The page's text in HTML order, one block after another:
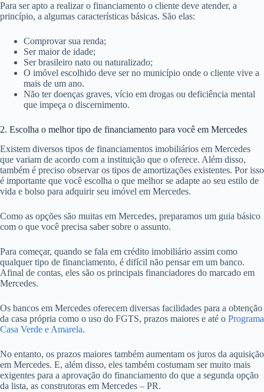
Para ser apto a realizar o financiamento o cliente deve atender, a
princípio, a algumas características básicas. São elas:
Comprovar sua renda;
Ser maior de idade;
Ser brasileiro nato ou naturalizado;
O imóvel escolhido deve ser no município onde o cliente vive a
mais de um ano.
Não ter doenças graves, vício em drogas ou deficiência mental
que impeça o discernimento.
2. Escolha o melhor tipo de financiamento para você em Mercedes
Existem diversos tipos de financiamentos imobiliários em Mercedes
que variam de acordo com a instituição que o oferece. Além disso,
também é preciso observar os tipos de amortizações existentes. Por isso
é importante que você escolha o que melhor se adapte ao seu estilo de
vida e bolso para adquirir seu imóvel em Mercedes.
Como as opções são muitas em Mercedes, preparamos um guia básico
com o que você precisa saber sobre o assunto.
Para começar, quando se fala em crédito imobiliário assim como
qualquer tipo de financiamento, é difícil não pensar em um banco.
Afinal de contas, eles são os principais financiadores do marcado em
Mercedes.
Os bancos em Mercedes oferecem diversas facilidades para a obtenção
da casa própria como o uso do FGTS, prazos maiores e até o Programa
Casa Verde e Amarela.
No entanto, os prazos maiores também aumentam os juros da aquisição
em Mercedes. E, além disso, eles também costumam ser muito mais
exigentes para a aprovação do financiamento do que a segunda opção
da lista, as construtoras em Mercedes – PR.